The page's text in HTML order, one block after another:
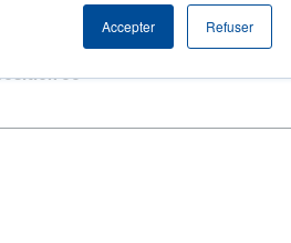
Accepter Refuser
65